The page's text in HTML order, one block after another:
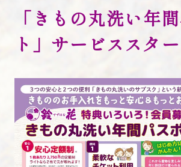
店舗検索
「きもの丸洗い年
ト」サービススター